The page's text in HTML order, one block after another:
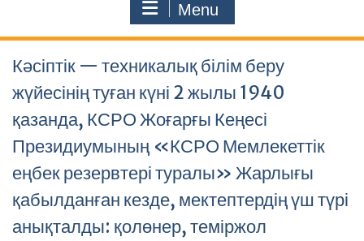
Menu
Кәсіптік — техникалық білім беру
жүйесінің туған күні 2 жылы 1940
қазанда, КСРО Жоғарғы Кеңесі
Президиумының «КСРО Мемлекеттік
еңбек резервтері туралы» Жарлығы
қабылданған кезде, мектептердің үш түрі
анықталды: қолөнер, теміржол